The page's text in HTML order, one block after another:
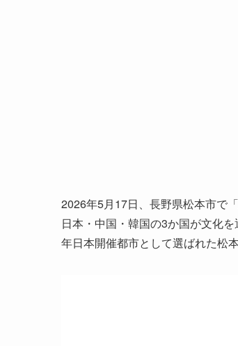
2026年5月17日、長野県松本市で
日本・中国・韓国の3か国が文化
年日本開催都市として選ばれた松